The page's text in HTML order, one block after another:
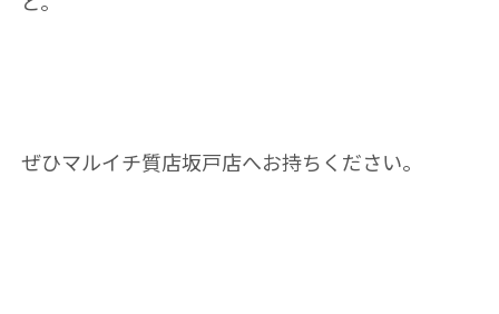
ぜひマルイチ質店坂戸店へお持ちください。